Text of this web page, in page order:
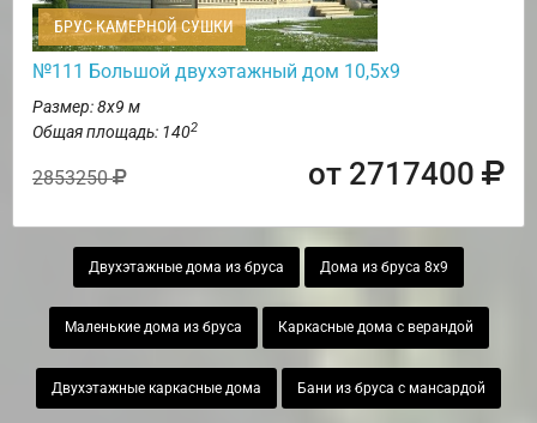
БРУС КАМЕРНОЙ СУШКИ
№111 Большой двухэтажный дом 10,5х9
Размер: 8х9 м
Общая площадь: 1402
2853250 от 2717400
Двухэтажные дома из бруса Дома из бруса 8х9
Маленькие дома из бруса Каркасные дома с верандой
Двухэтажные каркасные дома Бани из бруса с мансардой